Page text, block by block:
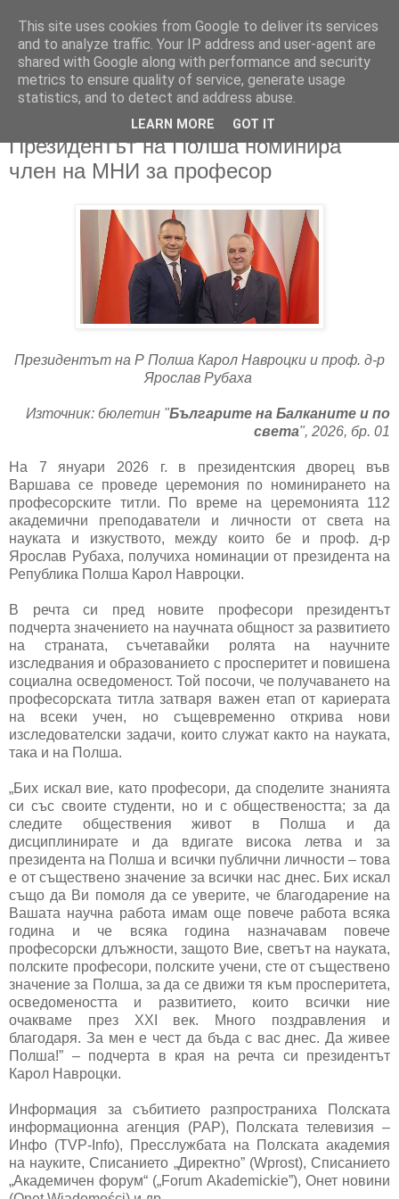
Президентът на Полша номинира
член на МНИ за професор
Президентът на Р Полша Карол Навроцки и проф. д-р
Ярослав Рубаха
Източник: бюлетин "Българите на Балканите и по
света", 2026, бр. 01
На 7 януари 2026 г. в президентския дворец във
Варшава се проведе церемония по номинирането на
професорските титли. По време на церемонията 112
академични преподаватели и личности от света на
науката и изкуството, между които бе и проф. д-р
Ярослав Рубаха, получиха номинации от президента на
Република Полша Карол Навроцки.
В речта си пред новите професори президентът
подчерта значението на научната общност за развитието
на страната, съчетавайки ролята на научните
изследвания и образованието с просперитет и повишена
социална осведоменост. Той посочи, че получаването на
професорската титла затваря важен етап от кариерата
на всеки учен, но същевременно открива нови
изследователски задачи, които служат както на науката,
така и на Полша.
„Бих искал вие, като професори, да споделите знанията
си със своите студенти, но и с обществеността; за да
следите обществения живот в Полша и да
дисциплинирате и да вдигате висока летва и за
президента на Полша и всички публични личности – това
е от съществено значение за всички нас днес. Бих искал
също да Ви помоля да се уверите, че благодарение на
Вашата научна работа имам още повече работа всяка
година и че всяка година назначавам повече
професорски длъжности, защото Вие, светът на науката,
полските професори, полските учени, сте от съществено
значение за Полша, за да се движи тя към просперитета,
осведомеността и развитието, които всички ние
очакваме през XXI век. Много поздравления и
благодаря. За мен е чест да бъда с вас днес. Да живее
Полша!” – подчерта в края на речта си президентът
Карол Навроцки.
Информация за събитието разпространиха Полската
информационна агенция (PAP), Полската телевизия –
Инфо (TVP-Info), Пресслужбата на Полската академия
на науките, Списанието „Директно” (Wprost), Списанието
„Академичен форум“ („Forum Akademickie”), Онет новини
This site uses cookies from Google to deliver its services
and to analyze traffic. Your IP address and user-agent are
shared with Google along with performance and security
metrics to ensure quality of service, generate usage
statistics, and to detect and address abuse.
LEARN MORE GOT IT